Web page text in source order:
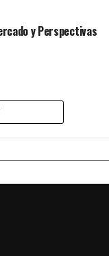
y Perspectivas